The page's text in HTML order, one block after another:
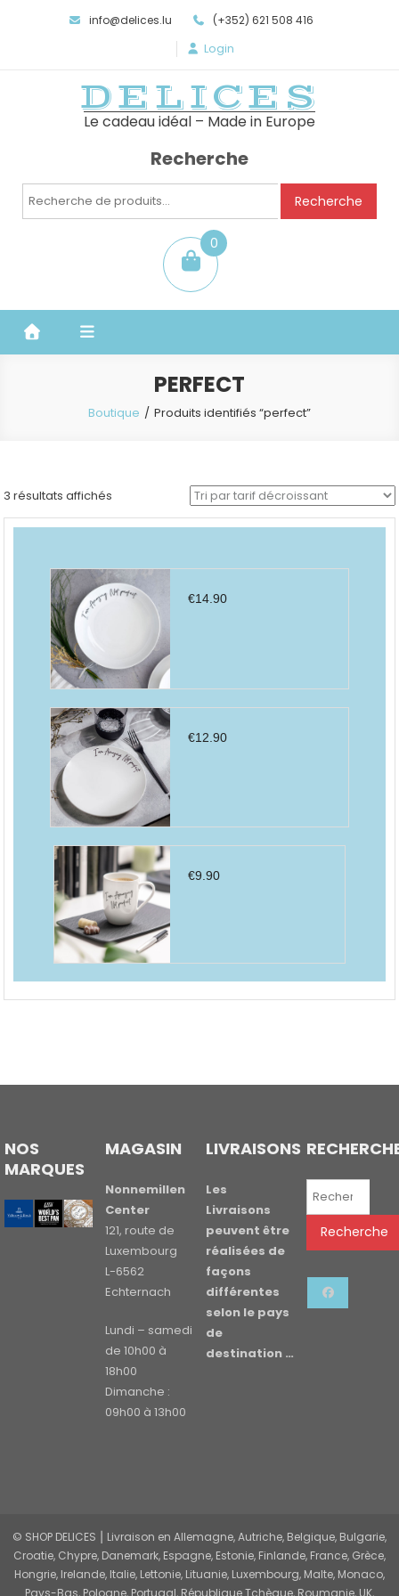
info@delices.lu (+352) 621 508 416
Login
DELICES
Le cadeau idéal – Made in Europe
Recherche
Recherche
Recherche
0
item
PERFECT
Boutique Produits identifiés “perfect”
3 résultats affichés
par
€14.90
€12.90
€9.90
NOS
MARQUES
MAGASIN
Nonnemillen
Center
121, route de
Luxembourg
L-6562
Echternach
Lundi – samedi
de 10h00 à
18h00
Dimanche :
09h00 à 13h00
LIVRAISONS
Les
Livraisons
peuvent être
réalisées de
façons
différentes
selon le pays
de
destination …
Recherche
© SHOP DELICES ⎮ Livraison en Allemagne, Autriche, Belgique, Bulgarie,
Croatie, Chypre, Danemark, Espagne, Estonie, Finlande, France, Grèce,
Hongrie, Irelande, Italie, Lettonie, Lituanie, Luxembourg, Malte, Monaco,
Pays-Bas, Pologne, Portugal, République Tchèque, Roumanie, UK,